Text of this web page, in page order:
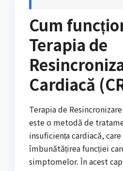
Cum
Terapia de
Cardiacă
Terapia de
este o metodă de
insuficiența cardiacă, care
îmbunătățirea funcției
simptomelor. În acest